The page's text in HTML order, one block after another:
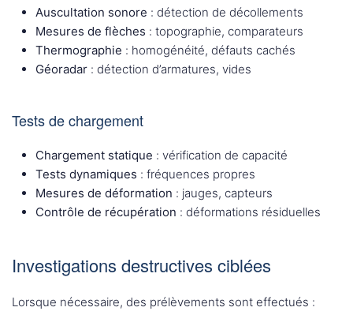
Auscultation sonore : détection de décollements
Mesures de flèches : topographie, comparateurs
Thermographie : homogénéité, défauts cachés
Géoradar : détection d’armatures, vides
Tests de chargement
Chargement statique : vérification de capacité
Tests dynamiques : fréquences propres
Mesures de déformation : jauges, capteurs
Contrôle de récupération : déformations résiduelles
Investigations destructives ciblées
Lorsque nécessaire, des prélèvements sont effectués :